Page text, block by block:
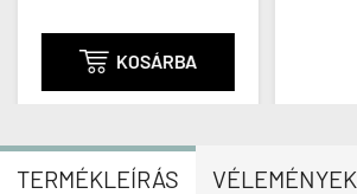
 KOSÁRBA
TERMÉKLEÍRÁS VÉLEMÉNYEK